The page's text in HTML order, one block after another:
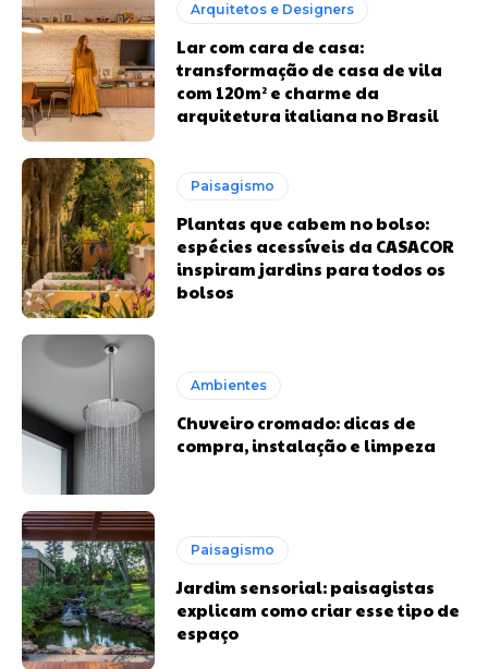
Arquitetos e Designers
Lar com cara de casa:
transformação de casa de vila
com 120m² e charme da
arquitetura italiana no Brasil
Paisagismo
Plantas que cabem no bolso:
espécies acessíveis da CASACOR
inspiram jardins para todos os
bolsos
Ambientes
Chuveiro cromado: dicas de
compra, instalação e limpeza
Paisagismo
Jardim sensorial: paisagistas
explicam como criar esse tipo de
espaço